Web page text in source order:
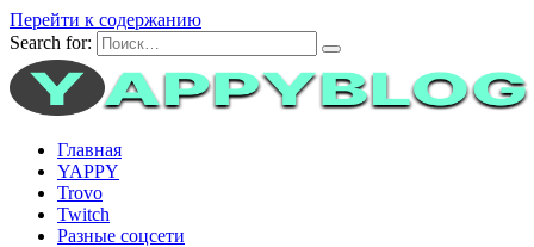
Перейти к содержанию
Search for:
Главная
YAPPY
Trovo
Twitch
Разные соцсети